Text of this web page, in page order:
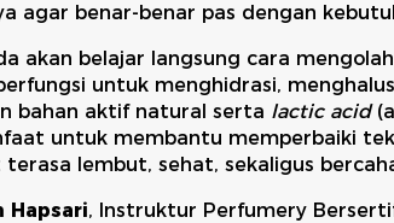
agar benar-benar pas dengan
akan belajar langsung cara mengolah
untuk menghidrasi,
bahan aktif natural serta lactic acid
untuk membantu memperbaiki
lembut, sehat, sekaligus
Hapsari, Instruktur Perfumery